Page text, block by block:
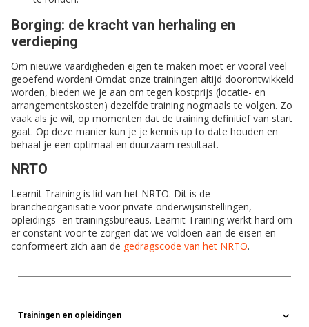
Borging: de kracht van herhaling en
verdieping
Om nieuwe vaardigheden eigen te maken moet er vooral veel
geoefend worden! Omdat onze trainingen altijd doorontwikkeld
worden, bieden we je aan om tegen kostprijs (locatie- en
arrangementskosten) dezelfde training nogmaals te volgen. Zo
vaak als je wil, op momenten dat de training definitief van start
gaat. Op deze manier kun je je kennis up to date houden en
behaal je een optimaal en duurzaam resultaat.
NRTO
Learnit Training is lid van het NRTO. Dit is de
brancheorganisatie voor private onderwijsinstellingen,
opleidings- en trainingsbureaus. Learnit Training werkt hard om
er constant voor te zorgen dat we voldoen aan de eisen en
conformeert zich aan de gedragscode van het NRTO.
Trainingen en opleidingen